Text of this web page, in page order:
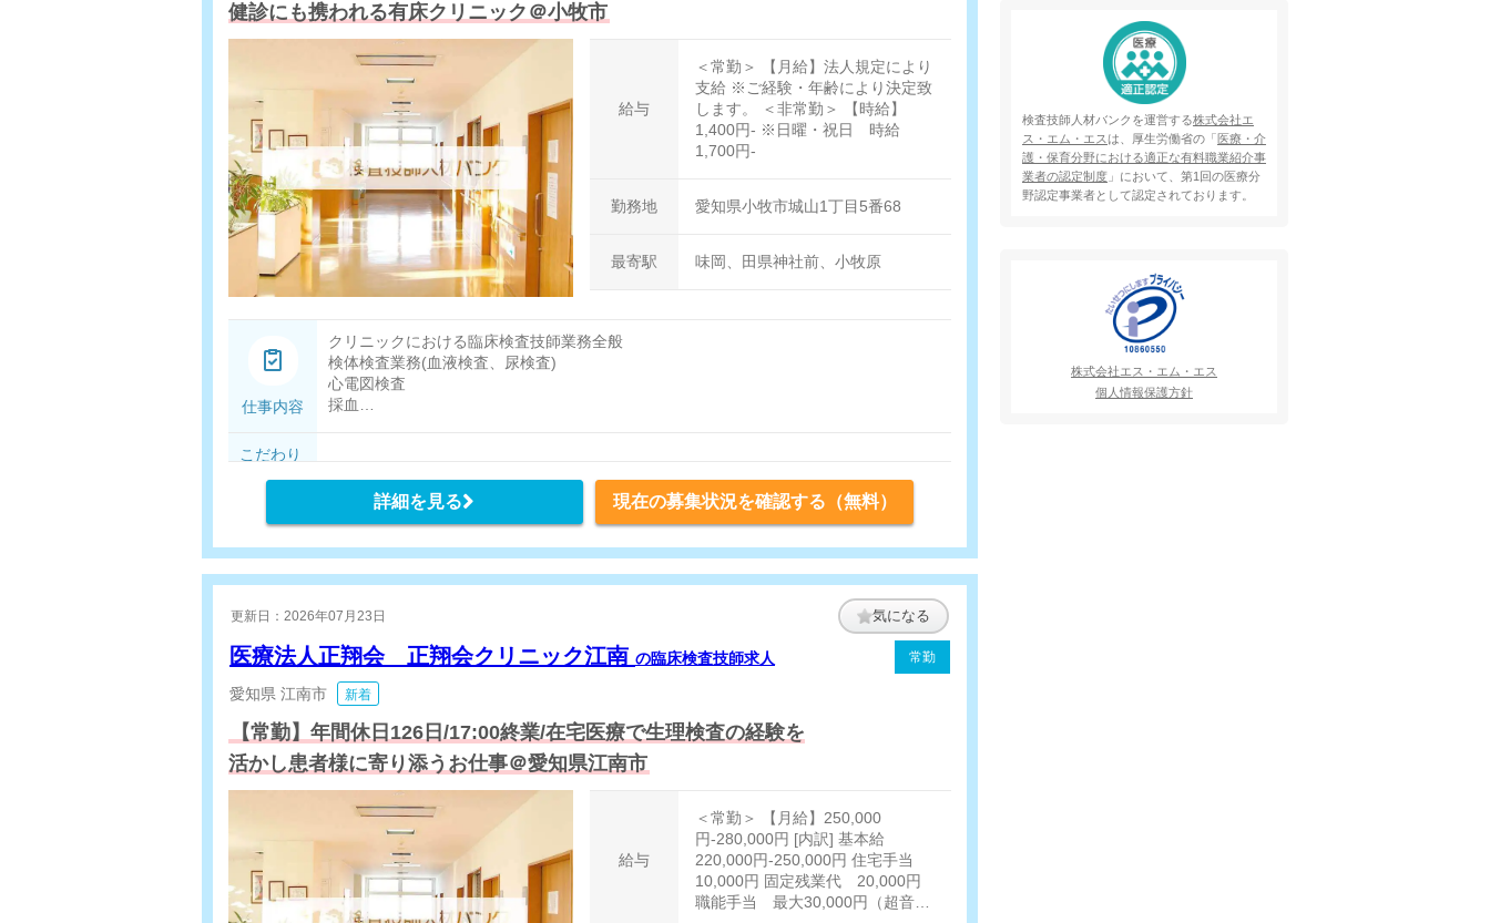
健診にも携われる有床クリニック＠小牧市
給与
＜常勤＞ 【月給】法人規定により
支給 ※ご経験・年齢により決定致
します。 ＜非常勤＞ 【時給】
1,400円- ※日曜・祝日 時給
1,700円-
勤務地 愛知県小牧市城山1丁目5番68
最寄駅 味岡、田県神社前、小牧原
仕事内容
クリニックにおける臨床検査技師業務全般
検体検査業務(血液検査、尿検査)
心電図検査
採血
こだわり
条件
詳細を見る 現在の募集状況を確認する（無料）
更新日：2026年07月23日 気になる
医療法人正翔会 正翔会クリニック江南 の臨床検査技師求人 常勤
愛知県 江南市 新着
【常勤】年間休日126日/17:00終業/在宅医療で生理検査の経験を
活かし患者様に寄り添うお仕事＠愛知県江南市
給与
＜常勤＞ 【月給】250,000
円-280,000円 [内訳] 基本給
220,000円-250,000円 住宅手当
10,000円 固定残業代 20,000円
職能手当 最大30,000円（超音波
検査技師人材バンクを運営する株式会社エ
ス・エム・エスは、厚生労働省の「 医療・介
護・保育分野における適正な有料職業紹介事
業者の認定制度」において、第1回の医療分
野認定事業者として認定されております。
株式会社エス・エム・エス
個人情報保護方針